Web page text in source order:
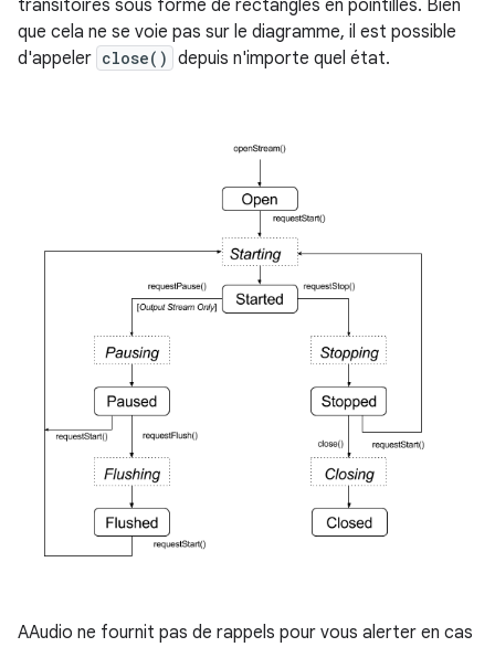
transitoires sous forme de rectangles en pointillés. Bien
que cela ne se voie pas sur le diagramme, il est possible
d'appeler close() depuis n'importe quel état.
AAudio ne fournit pas de rappels pour vous alerter en cas